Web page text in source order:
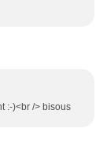
:-)<br /> bisous